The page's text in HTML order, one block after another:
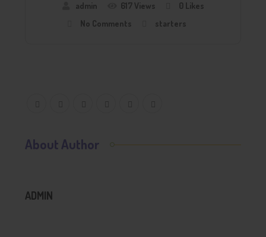
admin 617 Views 0 Likes
No Comments
starters
About Author
ADMIN